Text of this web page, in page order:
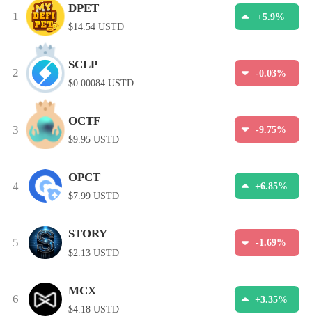
1
DPET
$14.54 USTD
+5.9%
2
SCLP
$0.00084 USTD
-0.03%
3
OCTF
$9.95 USTD
-9.75%
4
OPCT
$7.99 USTD
+6.85%
5
STORY
$2.13 USTD
-1.69%
6
MCX
$4.18 USTD
+3.35%